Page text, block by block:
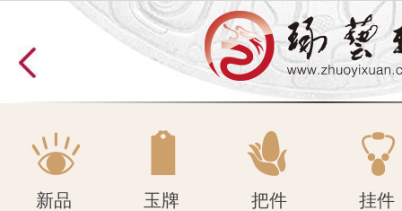
原石 南红 轻奢 名作
新品 玉牌 把件 挂件